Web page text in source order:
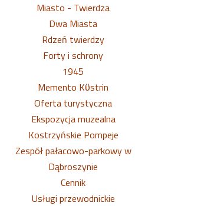
Miasto - Twierdza
Dwa Miasta
Rdzeń twierdzy
Forty i schrony
1945
Memento Kϋstrin
Oferta turystyczna
Ekspozycja muzealna
Kostrzyńskie Pompeje
Zespół pałacowo-parkowy w
Dąbroszynie
Cennik
Usługi przewodnickie